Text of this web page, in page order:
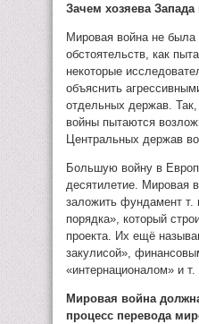
Зачем хозяева
Мировая война не
обстоятельств, как
некоторые
объяснить
отдельных держав.
войны пытаются
Центральных держав
Большую войну в
десятилетие. Мировая
заложить фундамент т.
порядка», который
проекта. Их ещё
закулисой»,
«интернационалом» и т.
Мировая война
процесс перевода